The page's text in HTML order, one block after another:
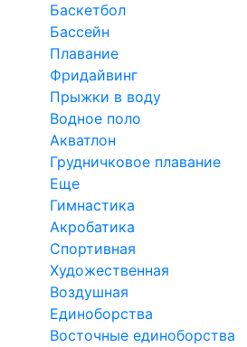
Баскетбол
Бассейн
Плавание
Фридайвинг
Прыжки в воду
Водное поло
Акватлон
Грудничковое плавание
Еще
Гимнастика
Акробатика
Спортивная
Художественная
Воздушная
Единоборства
Восточные единоборства